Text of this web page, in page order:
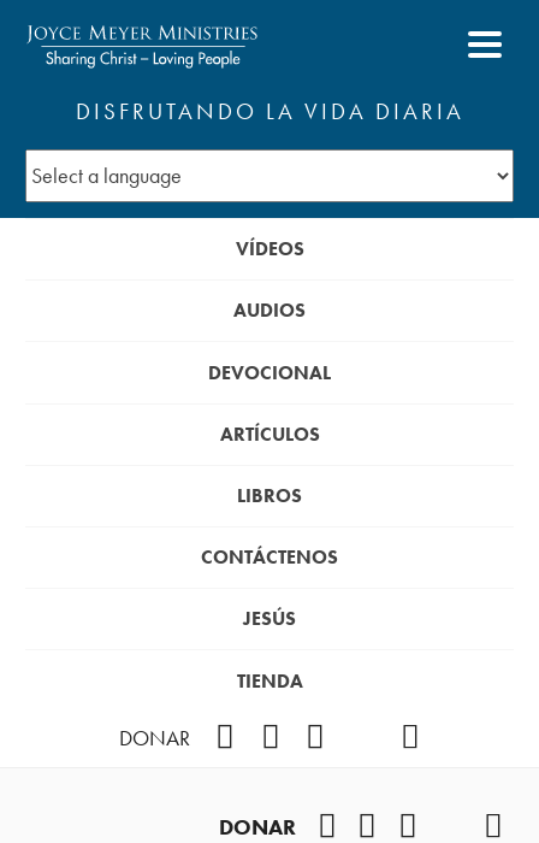
DISFRUTANDO LA VIDA DIARIA
VÍDEOS
AUDIOS
DEVOCIONAL
ARTÍCULOS
LIBROS
CONTÁCTENOS
JESÚS
TIENDA
DONAR
DONAR